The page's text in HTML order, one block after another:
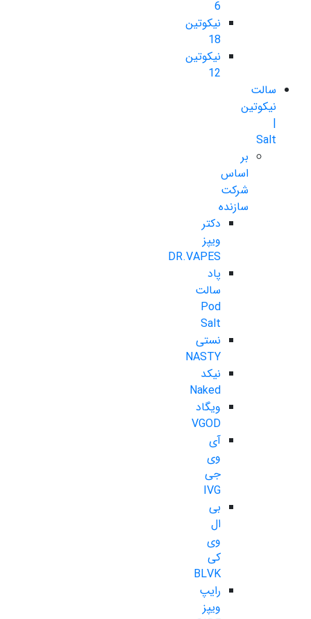
6
نیکوتین
18
نیکوتین
12
سالت
نیکوتین
|
Salt
بر
اساس
شرکت
سازنده
دکتر
ویپز
DR.VAPES
پاد
سالت
Pod
Salt
نستی
NASTY
نیکد
Naked
ویگاد
VGOD
آی
وی
جی
IVG
بی
ال
وی
کی
BLVK
رایپ
ویپز